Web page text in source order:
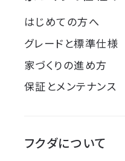
はじめての方へ
グレードと標準仕様
家づくりの進め方
保証とメンテナンス
フクダについて